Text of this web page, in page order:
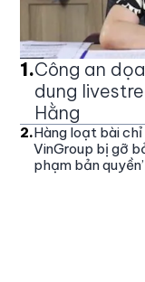
1.Công an
dung
Hằng
2.Hàng loạt bài
VinGroup bị gỡ
phạm bản quyền’